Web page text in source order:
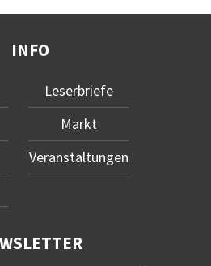
INFO
Leserbriefe
Markt
Veranstaltungen